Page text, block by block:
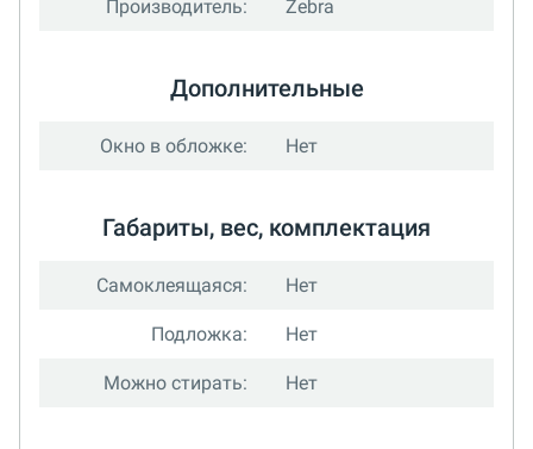
Производитель: Zebra
Дополнительные
Окно в обложке: Нет
Габариты, вес, комплектация
Самоклеящаяся: Нет
Подложка: Нет
Можно стирать: Нет